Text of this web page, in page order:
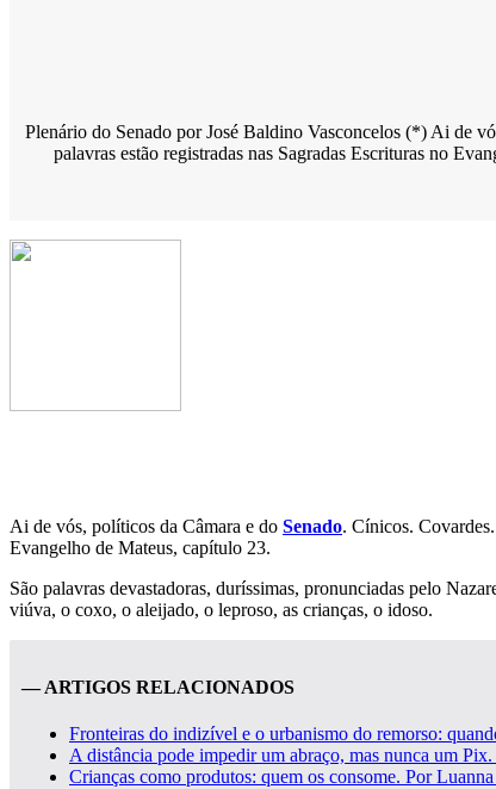
Plenário do Senado por José Baldino Vasconcelos (*) Ai de
palavras estão registradas nas Sagradas Escrituras no
Ai de vós, políticos da Câmara e do Senado. Cínicos.
Evangelho de Mateus, capítulo 23.
São palavras devastadoras, duríssimas, pronunciadas pelo
viúva, o coxo, o aleijado, o leproso, as crianças, o idoso.
— ARTIGOS RELACIONADOS
Fronteiras do indizível e o urbanismo do remorso:
A distância pode impedir um abraço, mas nunca um
Crianças como produtos: quem os consome. Por